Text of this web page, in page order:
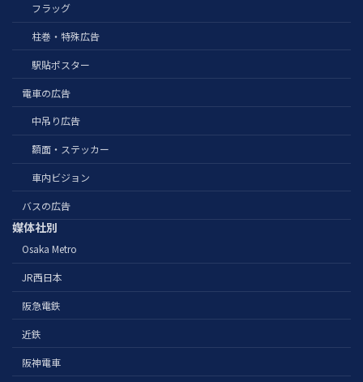
フラッグ
柱巻・特殊広告
駅貼ポスター
電車の広告
中吊り広告
額面・ステッカー
車内ビジョン
バスの広告
媒体社別
Osaka Metro
JR西日本
阪急電鉄
近鉄
阪神電車